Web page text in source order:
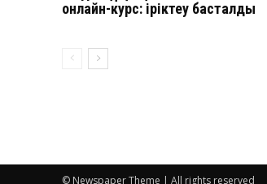
онлайн-курс: іріктеу басталды
© Newspaper Theme | All rights reserved